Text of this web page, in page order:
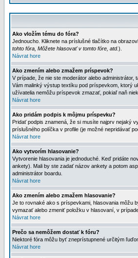
Ako vložím tému do fóra?
Jednoucho. Kliknete na príslušné tlačítko na
tohto fóra, Môžete hlasovať v tomto fóre, atd.).
Návrat hore
Ako zmením alebo zmažem príspevok?
V prípade, že nie ste moderátor alebo
Vám malinký výstup textíku pod príspevkom, ktorý
užívatelia nemôžu príspevok zmazať, pokiaľ naň
Návrat hore
Ako pridám podpis k môjmu príspevku?
Pridať podpis znamená, že si musíte najprv nejaký
príslušného políčka v profile (je možné nepridávať
Návrat hore
Ako vytvorím hlasovanie?
Vytvorenie hlasovania je jednoduché. Keď pridáte
ankety). Mali by ste zadať názov ankety a potom
administrátor boardu.
Návrat hore
Ako zmením alebo zmažem hlasovanie?
Je to rovnaké ako s príspevkami, hlasovania môžu
vymazať alebo zmeniť položku v hlasovaní, v
Návrat hore
Prečo sa nemôžem dostať k fóru?
Niektoré fóra môžu byť zneprístupnené určitým
Návrat hore